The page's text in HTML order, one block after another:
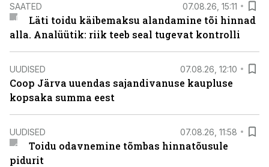
SAATED 07.08.26, 15:11
Läti toidu käibemaksu alandamine tõi hinnad
alla. Analüütik: riik teeb seal tugevat kontrolli
UUDISED 07.08.26, 12:10
Coop Järva uuendas sajandivanuse kaupluse
kopsaka summa eest
UUDISED 07.08.26, 11:58
Toidu odavnemine tõmbas hinnatõusule
pidurit